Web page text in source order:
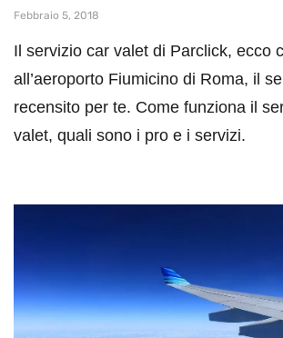
Febbraio 5, 2018
Il servizio car valet di Parclick, ecco
all’aeroporto Fiumicino di Roma, il
recensito per te. Come funziona il
valet, quali sono i pro e i servizi.